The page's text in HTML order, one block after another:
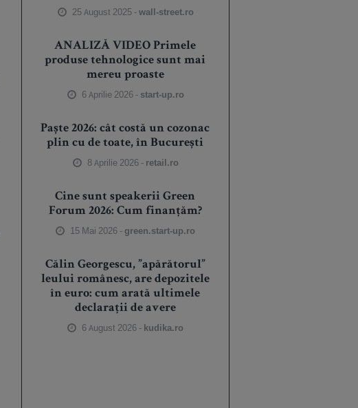
25 August 2025 -wall-street.ro
ANALIZĂ VIDEO Primele
produse tehnologice sunt mai
mereu proaste
6 Aprilie 2026 - start-up.ro
Paște 2026: cât costă un cozonac
plin cu de toate, în București
8 Aprilie 2026 - retail.ro
Cine sunt speakerii Green
Forum 2026: Cum finanțăm?
15 Mai 2026 - green.start-up.ro
Călin Georgescu, ”apărătorul”
leului românesc, are depozitele
în euro: cum arată ultimele
declarații de avere
6 August 2026 - kudika.ro